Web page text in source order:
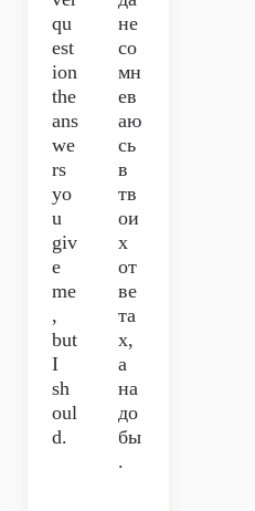
qu
est
ion
the
ans
we
rs
yo
u
giv
e
me
,
but
I
sh
oul
d.
не
со
мн
ев
аю
сь
в
тв
ои
х
от
ве
та
х,
а
на
до
бы
.